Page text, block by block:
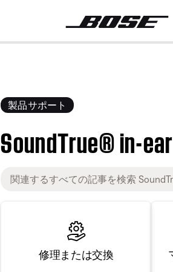
製品サポート
SoundTrue® in-
修理または交換